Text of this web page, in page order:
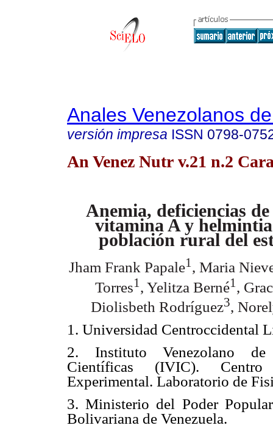
Anales Venezolanos
versión impresa ISSN 0798-
An Venez Nutr v.21 n.2
Anemia, deficiencias
vitamina A y
población rural del
Jham Frank Papale1 , Maria
Torres1 , Yelitza Berné1 ,
Diolisbeth Rodríguez3,
1. Universidad Centroccidental
2. Instituto Venezolano de
Científicas (IVIC).
Experimental. Laboratorio de
3. Ministerio del Poder
Bolivariana de Venezuela.